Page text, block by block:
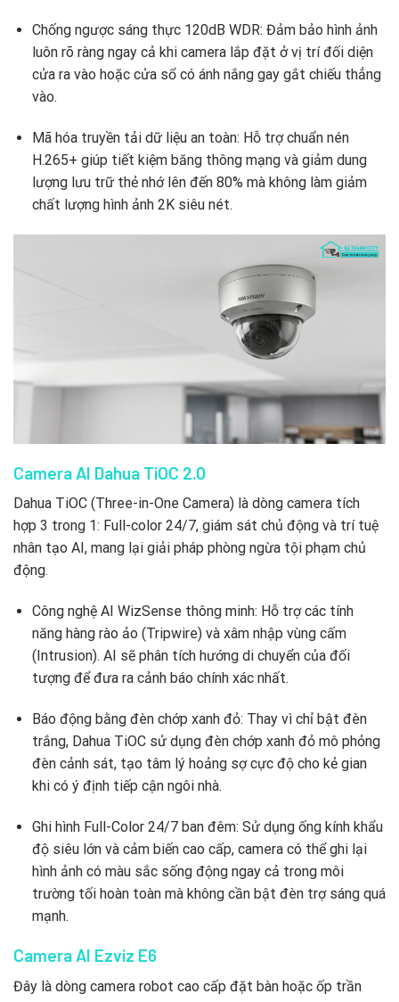
Chống ngược sáng thực 120dB WDR: Đảm bảo hình ảnh
luôn rõ ràng ngay cả khi camera lắp đặt ở vị trí đối diện
cửa ra vào hoặc cửa sổ có ánh nắng gay gắt chiếu thẳng
vào.
Mã hóa truyền tải dữ liệu an toàn: Hỗ trợ chuẩn nén
H.265+ giúp tiết kiệm băng thông mạng và giảm dung
lượng lưu trữ thẻ nhớ lên đến 80% mà không làm giảm
chất lượng hình ảnh 2K siêu nét.
Camera AI Dahua TiOC 2.0
Dahua TiOC (Three-in-One Camera) là dòng camera tích
hợp 3 trong 1: Full-color 24/7, giám sát chủ động và trí tuệ
nhân tạo AI, mang lại giải pháp phòng ngừa tội phạm chủ
động.
Công nghệ AI WizSense thông minh: Hỗ trợ các tính
năng hàng rào ảo (Tripwire) và xâm nhập vùng cấm
(Intrusion). AI sẽ phân tích hướng di chuyển của đối
tượng để đưa ra cảnh báo chính xác nhất.
Báo động bằng đèn chớp xanh đỏ: Thay vì chỉ bật đèn
trắng, Dahua TiOC sử dụng đèn chớp xanh đỏ mô phỏng
đèn cảnh sát, tạo tâm lý hoảng sợ cực độ cho kẻ gian
khi có ý định tiếp cận ngôi nhà.
Ghi hình Full-Color 24/7 ban đêm: Sử dụng ống kính khẩu
độ siêu lớn và cảm biến cao cấp, camera có thể ghi lại
hình ảnh có màu sắc sống động ngay cả trong môi
trường tối hoàn toàn mà không cần bật đèn trợ sáng quá
mạnh.
Camera AI Ezviz E6
Đây là dòng camera robot cao cấp đặt bàn hoặc ốp trần